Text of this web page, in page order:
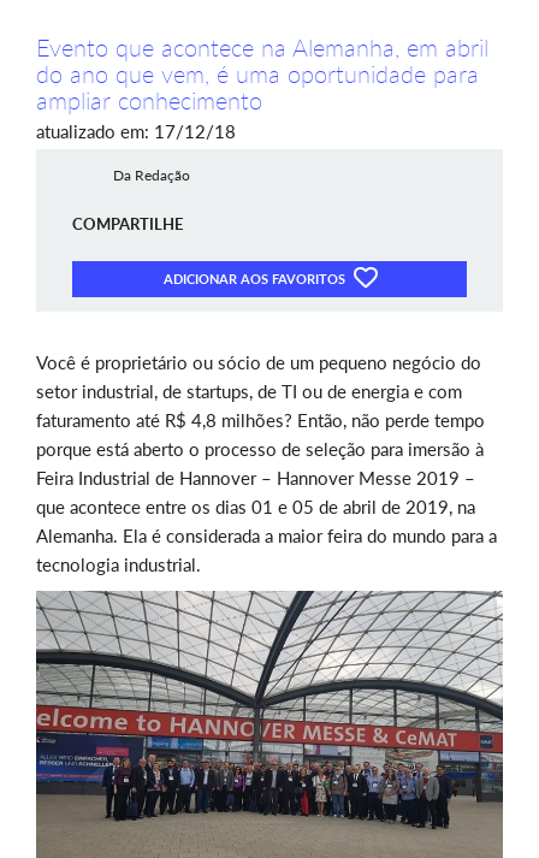
Evento que acontece na Alemanha, em abril
do ano que vem, é uma oportunidade para
ampliar conhecimento
atualizado em: 17/12/18
Da Redação
COMPARTILHE
ADICIONAR AOS FAVORITOS
Você é proprietário ou sócio de um pequeno negócio do
setor industrial, de startups, de TI ou de energia e com
faturamento até R$ 4,8 milhões? Então, não perde tempo
porque está aberto o processo de seleção para imersão à
Feira Industrial de Hannover – Hannover Messe 2019 –
que acontece entre os dias 01 e 05 de abril de 2019, na
Alemanha. Ela é considerada a maior feira do mundo para a
tecnologia industrial.